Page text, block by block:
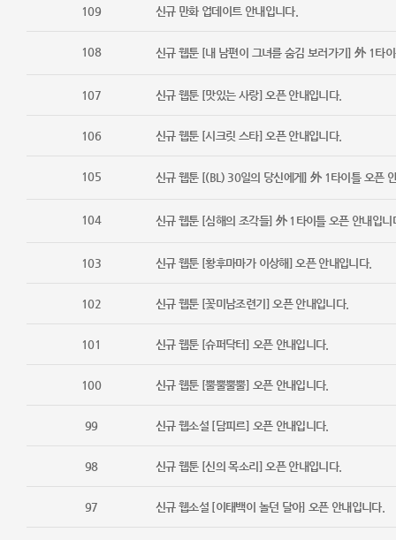
109 신규 만화 업데이트 안내입니다.
108 신규 웹툰 [내 남편이 그녀를 숨김 보러가기] 外 1타
107 신규 웹툰 [맛있는 사랑] 오픈 안내입니다.
106 신규 웹툰 [시크릿 스타] 오픈 안내입니다.
105 신규 웹툰 [(BL) 30일의 당신에게] 外 1타이틀 오픈
104 신규 웹툰 [심해의 조각들] 外 1타이틀 오픈 안내입니
103 신규 웹툰 [황후마마가 이상해] 오픈 안내입니다.
102 신규 웹툰 [꽃미남조련기] 오픈 안내입니다.
101 신규 웹툰 [슈퍼닥터] 오픈 안내입니다.
100 신규 웹툰 [뿔뿔뿔뿔] 오픈 안내입니다.
99 신규 웹소설 [담피르] 오픈 안내입니다.
98 신규 웹툰 [신의 목소리] 오픈 안내입니다.
97 신규 웹소설 [이태백이 놀던 달아] 오픈 안내입니다.